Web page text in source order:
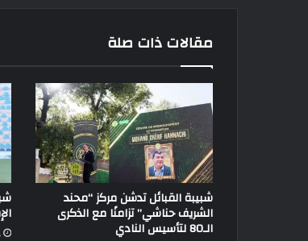
مقالات ذات صلة
شبيبة القبائل تدشن مركز “محند
الشريف حناشي” تزامنًا مع الذكرى
الـ80 لتأسيس النادي